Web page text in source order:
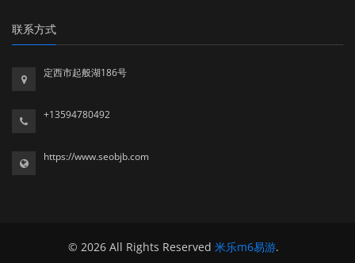
联系方式
定西市起般湖186号
+13594780492
https://www.seobjb.com
© 2026 All Rights Reserved 米乐m6易游.